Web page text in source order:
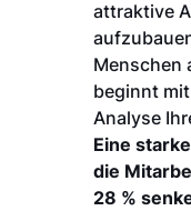
attraktive
Menschen
beginnt
Analyse
Eine
die
28 %